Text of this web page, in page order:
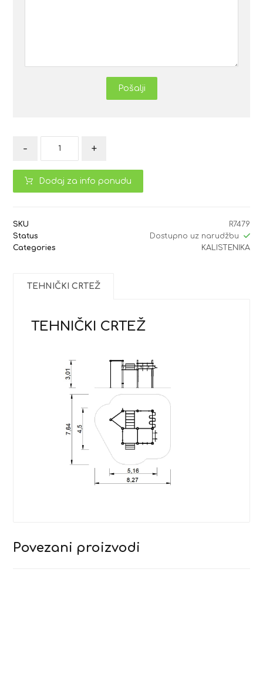
Pošalji
- +
Dodaj za info ponudu
SKU
R7479
Status
Dostupno uz narudžbu
Categories
KALISTENIKA
TEHNIČKI CRTEŽ
TEHNIČKI CRTEŽ
Povezani proizvodi